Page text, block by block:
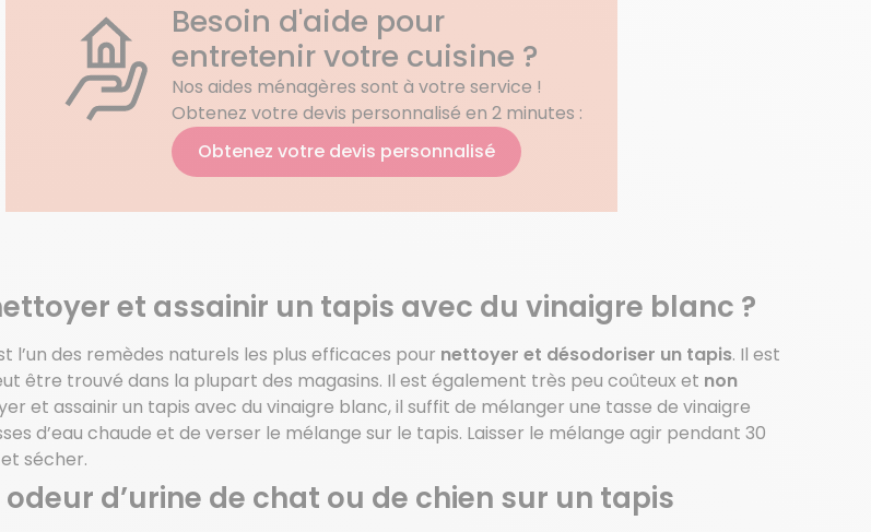
Besoin d'aide pour
entretenir votre cuisine ?
Nos aides ménagères sont à votre service !
Obtenez votre devis personnalisé en 2 minutes :
Obtenez votre devis personnalisé
et assainir un tapis avec du vinaigre blanc ?
l’un des remèdes naturels les plus efficaces pour nettoyer et désodoriser un tapis. Il est
être trouvé dans la plupart des magasins. Il est également très peu coûteux et non
et assainir un tapis avec du vinaigre blanc, il suffit de mélanger une tasse de vinaigre
d’eau chaude et de verser le mélange sur le tapis. Laisser le mélange agir pendant 30
sécher.
odeur d’urine de chat ou de chien sur un tapis